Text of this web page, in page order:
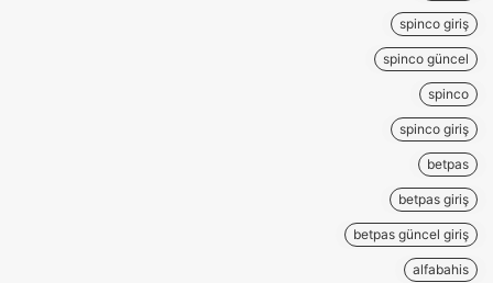
spinco giriş
spinco güncel
spinco
spinco giriş
betpas
betpas giriş
betpas güncel giriş
alfabahis